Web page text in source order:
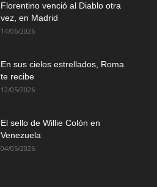
Florentino venció al Diablo otra
vez, en Madrid
14/06/2026
En sus cielos estrellados, Roma
te recibe
12/05/2026
El sello de Willie Colón en
Venezuela
04/05/2026